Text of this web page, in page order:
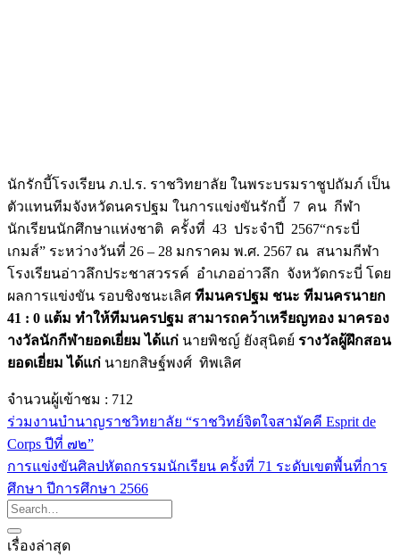
นักรักบี้โรงเรียน ภ.ป.ร. ราชวิทยาลัย ในพระบรมราชูปถัมภ์ เป็น
ตัวแทนทีมจังหวัดนครปฐม ในการแข่งขันรักบี้ 7 คน กีฬา
นักเรียนนักศึกษาแห่งชาติ ครั้งที่ 43 ประจำปี 2567“กระบี่
เกมส์” ระหว่างวันที่ 26 – 28 มกราคม พ.ศ. 2567 ณ สนามกีฬา
โรงเรียนอ่าวลึกประชาสวรรค์ อำเภออ่าวลึก จังหวัดกระบี่ โดย
ผลการแข่งขัน รอบชิงชนะเลิศ ทีมนครปฐม ชนะ ทีมนครนายก
41 : 0 แต้ม ทำให้ทีมนครปฐม สามารถคว้าเหรียญทอง มาครอง
างวัลนักกีฬายอดเยี่ยม ได้แก่ นายพิชญ์ ยังสุนิตย์ รางวัลผู้ฝึกสอน
ยอดเยี่ยม ได้แก่ นายกสิษฐ์พงศ์ ทิพเลิศ
จำนวนผู้เข้าชม : 712
ร่วมงานบำนาญราชวิทยาลัย “ราชวิทย์จิตใจสามัคคี Esprit de
Corps ปีที่ ๗๒”
การแข่งขันศิลปหัตถกรรมนักเรียน ครั้งที่ 71 ระดับเขตพื้นที่การ
ศึกษา ปีการศึกษา 2566
เรื่องล่าสุด